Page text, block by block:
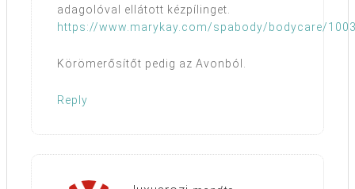
adagolóval ellátott kézpílinget.
https://www.marykay.com/spabody/bodycare/
Körömerősítőt pedig az Avonból.
Reply